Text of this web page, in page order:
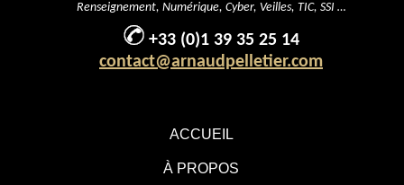
ACCUEIL
À PROPOS
Renseignement, Numérique, Cyber, Veilles, TIC, SSI …
+33 (0)1 39 35 25 14
contact@arnaudpelletier.com